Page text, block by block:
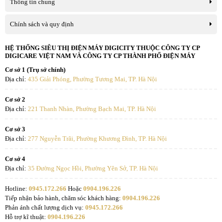
Công nghệ kháng khuẩn, khử mùi
và ngăn đá, giúp hạn chế vi khuẩn và mùi khó chịu trong quá trình
Nhờ đó, không khí bên trong tủ được duy trì trong trạng thái sạch
giữa các loại thực phẩm khác nhau.
Thông tin chung
Chính sách và quy định
HỆ THỐNG SIÊU THỊ ĐIỆN MÁY DIGICITY THUỘC CÔNG TY CP
DIGICARE VIỆT NAM VÀ CÔNG TY CP THÀNH PHỐ ĐIỆN MÁY
Cơ sở 1 (Trụ sở chính)
Địa chỉ: 435 Giải Phóng, Phường Tương Mai, TP. Hà Nội
Cơ sở 2
Địa chỉ: 221 Thanh Nhàn, Phường Bạch Mai, TP. Hà Nội
Cơ sở 3
Địa chỉ: 277 Nguyễn Trãi, Phường Khương Đình, TP. Hà Nội
Cơ sở 4
Địa chỉ: 35 Đường Ngọc Hồi, Phường Yên Sở, TP. Hà Nội
Hotline: 0945.172.266 Hoặc 0904.196.226
Tiếp nhận bảo hành, chăm sóc khách hàng: 0904.196.226
Phản ánh chất lượng dịch vụ: 0945.172.266
Hỗ trợ kĩ thuật: 0904.196.226